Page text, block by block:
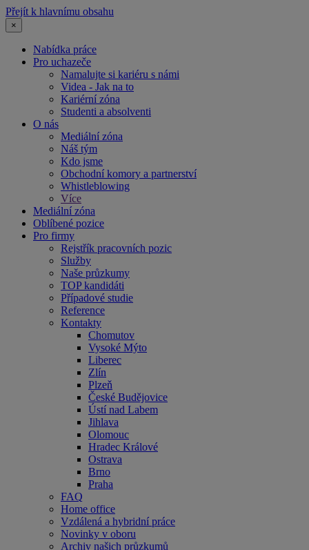
Přejít k hlavnímu obsahu
×
Nabídka práce
Pro uchazeče
Namalujte si kariéru s námi
Videa - Jak na to
Kariérní zóna
Studenti a absolventi
O nás
Mediální zóna
Náš tým
Kdo jsme
Obchodní komory a partnerství
Whistleblowing
Více
Mediální zóna
Oblíbené pozice
Pro firmy
Rejstřík pracovních pozic
Služby
Naše průzkumy
TOP kandidáti
Případové studie
Reference
Kontakty
Chomutov
Vysoké Mýto
Liberec
Zlín
Plzeň
České Budějovice
Ústí nad Labem
Jihlava
Olomouc
Hradec Králové
Ostrava
Brno
Praha
FAQ
Home office
Vzdálená a hybridní práce
Novinky v oboru
Archiv našich průzkumů